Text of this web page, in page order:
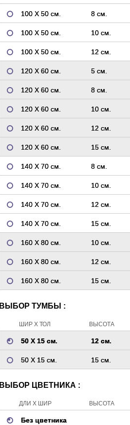
100 Х 50 см. 8 см.
100 Х 50 см. 10 см.
100 Х 50 см. 12 см.
120 Х 60 см. 5 см.
120 Х 60 см. 8 см.
120 Х 60 см. 10 см.
120 Х 60 см. 12 см.
120 Х 60 см. 15 см.
140 Х 70 см. 8 см.
140 Х 70 см. 10 см.
140 Х 70 см. 12 см.
140 Х 70 см. 15 см.
160 Х 80 см. 10 см.
160 Х 80 см. 12 см.
160 Х 80 см. 15 см.
ВЫБОР ТУМБЫ :
ШИР Х ТОЛ ВЫСОТА
50 Х 15 см. 12 см.
50 Х 15 см. 15 см.
ВЫБОР ЦВЕТНИКА :
ДЛИ Х ШИР ВЫСОТА
Без цветника